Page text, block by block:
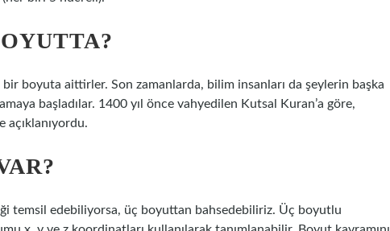
boyuta aittirler. Son zamanlarda, bilim insanları da şeylerin başka
başladılar. 1400 yıl önce vahyedilen Kutsal Kuran’a göre,
açıklanıyordu.
temsil edebiliyorsa, üç boyuttan bahsedebiliriz. Üç boyutlu